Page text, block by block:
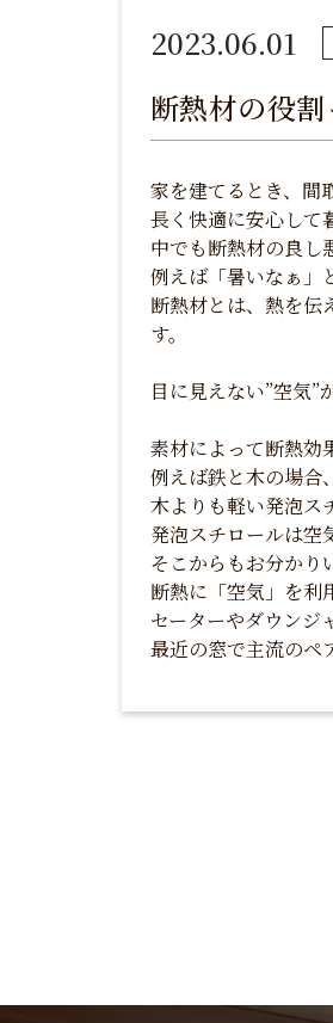
2023.06.01
断熱材の役
家を建てるとき、間
長く快適に安心して
中でも断熱材の良し
例えば「暑いなぁ」
断熱材とは、熱を伝
す。
目に見えない”空気”
素材によって断熱効
例えば鉄と木の場合
木よりも軽い発泡ス
発泡スチロールは空
そこからもお分かり
断熱に「空気」を利
セーターやダウンジ
最近の窓で主流のペ